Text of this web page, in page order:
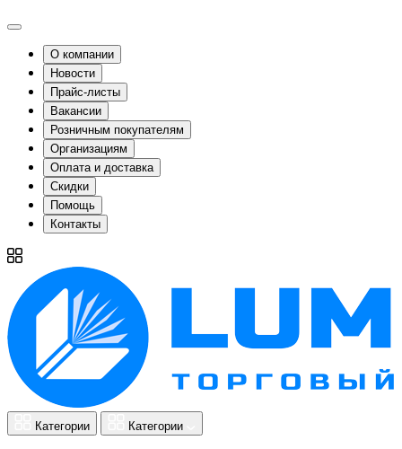
О компании
Новости
Прайс-листы
Вакансии
Розничным покупателям
Организациям
Оплата и доставка
Скидки
Помощь
Контакты
Категории Категории